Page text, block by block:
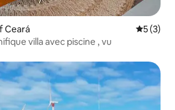
Ceará Note
5 (3)
villa avec piscine , vu